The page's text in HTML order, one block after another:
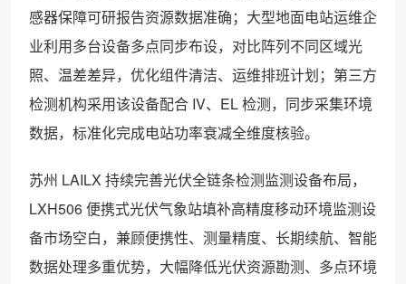
感器保障可研报告资源数据准确；大型地面电站运维企
业利用多台设备多点同步布设，对比阵列不同区域光
照、温差差异，优化组件清洁、运维排班计划；第三方
检测机构采用该设备配合 IV、EL 检测，同步采集环境
数据，标准化完成电站功率衰减全维度核验。
苏州 LAILX 持续完善光伏全链条检测监测设备布局，
LXH506 便携式光伏气象站填补高精度移动环境监测设
备市场空白，兼顾便携性、测量精度、长期续航、智能
数据处理多重优势，大幅降低光伏资源勘测、多点环境